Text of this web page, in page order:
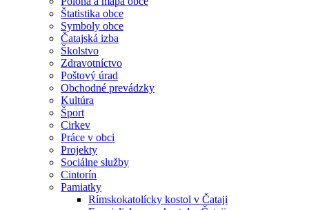
Štatistika obce
Symboly obce
Čatajská izba
Školstvo
Zdravotníctvo
Poštový úrad
Obchodné prevádzky
Kultúra
Šport
Cirkev
Práce v obci
Projekty
Sociálne služby
Cintorín
Pamiatky
Rímskokatolícky kostol v Čataji